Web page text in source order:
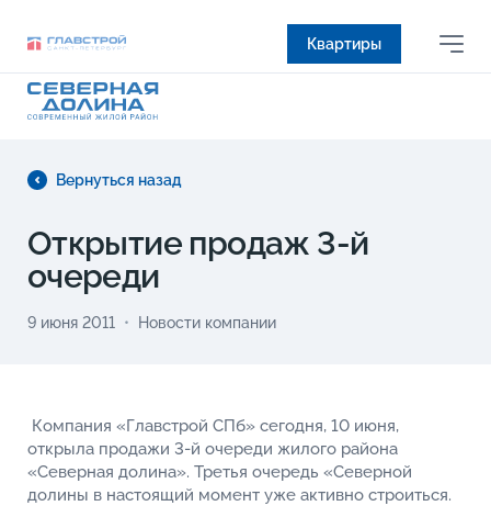
Квартиры
Вернуться назад
Открытие продаж 3-й
очереди
9 июня 2011 Новости компании
Компания «Главстрой СПб» сегодня, 10 июня,
открыла продажи 3-й очереди жилого района
«Северная долина». Третья очередь «Северной
долины в настоящий момент уже активно строиться.